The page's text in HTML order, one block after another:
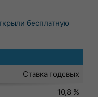
бесплатную
Ставка годовых
10,8 %